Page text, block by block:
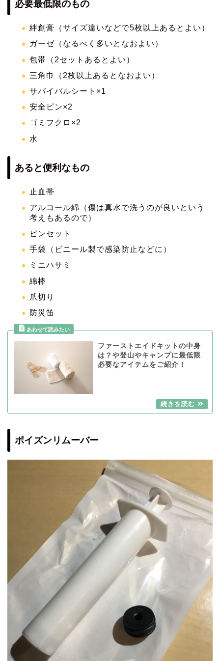
必要最低限のもの
絆創膏（サイズ違いなどで5枚以上あるとよい）
ガーゼ（なるべく多いとなおよい）
包帯（2セットあるとよい）
三角巾（2枚以上あるとなおよい）
サバイバルシート×1
安全ピン×2
ゴミフクロ×2
水
あると便利なもの
止血帯
アルコール綿（傷は真水で洗うのが良いという
考えもあるので）
ピンセット
手袋（ビニール製で感染防止などに）
ミニハサミ
綿棒
爪切り
防災笛
ファーストエイドキットの中身
は？や登山やキャンプに最低限
必要なアイテムをご紹介！
ポイズンリムーバー